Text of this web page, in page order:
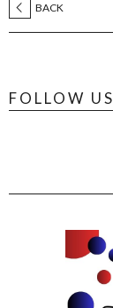
BACK
FOLLOW US